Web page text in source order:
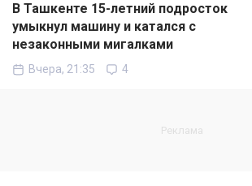
В Ташкенте 15-летний подросток
умыкнул машину и катался с
незаконными мигалками
Вчера, 21:35 4